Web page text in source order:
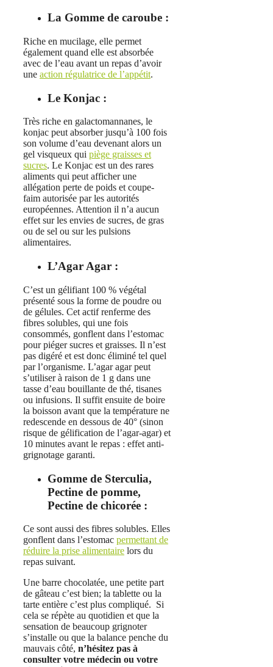
La Gomme de caroube :
Riche en mucilage, elle permet
également quand elle est absorbée
avec de l’eau avant un repas d’avoir
une action régulatrice de l’appétit.
Le Konjac :
Très riche en galactomannanes, le
konjac peut absorber jusqu’à 100 fois
son volume d’eau devenant alors un
gel visqueux qui piège graisses et
sucres. Le Konjac est un des rares
aliments qui peut afficher une
allégation perte de poids et coupe-
faim autorisée par les autorités
européennes. Attention il n’a aucun
effet sur les envies de sucres, de gras
ou de sel ou sur les pulsions
alimentaires.
L’Agar Agar :
C’est un gélifiant 100 % végétal
présenté sous la forme de poudre ou
de gélules. Cet actif renferme des
fibres solubles, qui une fois
consommés, gonflent dans l’estomac
pour piéger sucres et graisses. Il n’est
pas digéré et est donc éliminé tel quel
par l’organisme. L’agar agar peut
s’utiliser à raison de 1 g dans une
tasse d’eau bouillante de thé, tisanes
ou infusions. Il suffit ensuite de boire
la boisson avant que la température ne
redescende en dessous de 40° (sinon
risque de gélification de l’agar-agar) et
10 minutes avant le repas : effet anti-
grignotage garanti.
Gomme de Sterculia,
Pectine de pomme,
Pectine de chicorée :
Ce sont aussi des fibres solubles. Elles
gonflent dans l’estomac permettant de
réduire la prise alimentaire lors du
repas suivant.
Une barre chocolatée, une petite part
de gâteau c’est bien; la tablette ou la
tarte entière c’est plus compliqué. Si
cela se répète au quotidien et que la
sensation de beaucoup grignoter
s’installe ou que la balance penche du
mauvais côté, n’hésitez pas à
consulter votre médecin ou votre